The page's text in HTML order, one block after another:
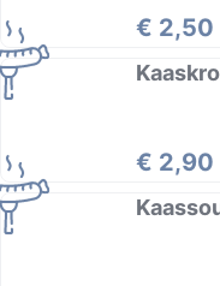
€ 2,50
€ 2,90